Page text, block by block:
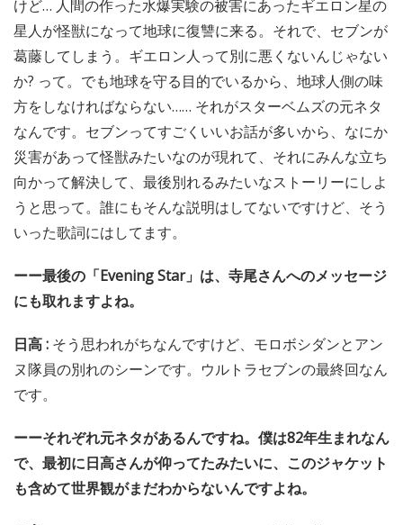
けど… 人間の作った水爆実験の被害にあったギエロン星の
星人が怪獣になって地球に復讐に来る。それで、セブンが
葛藤してしまう。ギエロン人って別に悪くないんじゃない
か? って。でも地球を守る目的でいるから、地球人側の味
方をしなければならない…… それがスターベムズの元ネタ
なんです。セブンってすごくいいお話が多いから、なにか
災害があって怪獣みたいなのが現れて、それにみんな立ち
向かって解決して、最後別れるみたいなストーリーにしよ
うと思って。誰にもそんな説明はしてないですけど、そう
いった歌詞にはしてます。
ーー最後の「Evening Star」は、寺尾さんへのメッセージ
にも取れますよね。
日高 : そう思われがちなんですけど、モロボシダンとアン
ヌ隊員の別れのシーンです。ウルトラセブンの最終回なん
です。
ーーそれぞれ元ネタがあるんですね。僕は82年生まれなん
で、最初に日高さんが仰ってたみたいに、このジャケット
も含めて世界観がまだわからないんですよね。